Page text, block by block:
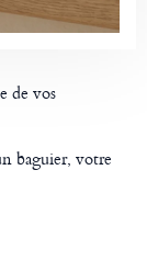
de vos
baguier, votre